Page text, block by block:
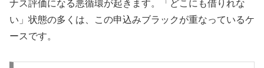
ナス評価になる悪循環が起きます。「どこにも借りれな
い」状態の多くは、この申込みブラックが重なっているケ
ースです。